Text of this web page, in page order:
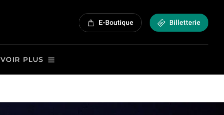
E-Boutique Billetterie
VOIR PLUS